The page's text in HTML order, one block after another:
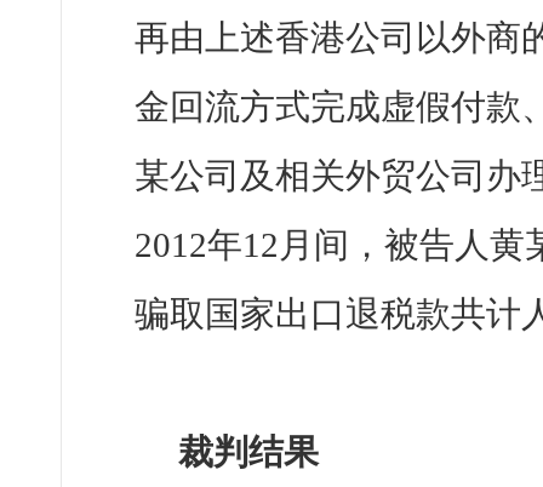
再由上述香港公司以外商
金回流方式完成虚假付款
某公司及相关外贸公司办
2012年12月间，被告人
骗取国家出口退税款共计
裁判结果